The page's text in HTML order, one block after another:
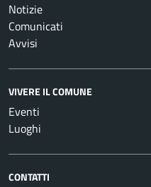
Notizie
Comunicati
Avvisi
VIVERE IL COMUNE
Eventi
Luoghi
CONTATTI